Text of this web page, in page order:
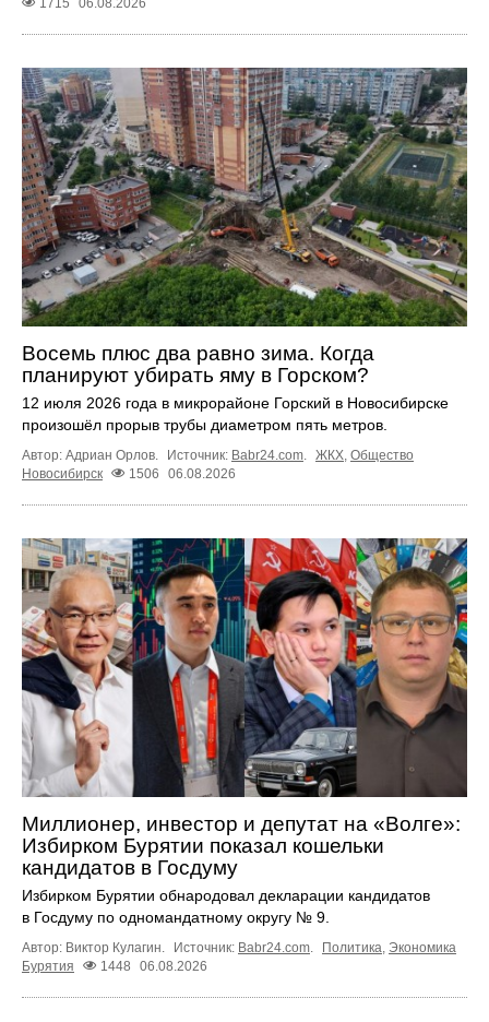
1715 06.08.2026
Восемь плюс два равно зима. Когда
планируют убирать яму в Горском?
12 июля 2026 года в микрорайоне Горский в Новосибирске
произошёл прорыв трубы диаметром пять метров.
Автор: Адриан Орлов. Источник: Babr24.com ЖКХ Общество
Новосибирск
1506 06.08.2026
Миллионер, инвестор и депутат на «Волге»:
Избирком Бурятии показал кошельки
кандидатов в Госдуму
Избирком Бурятии обнародовал декларации кандидатов
в Госдуму по одномандатному округу № 9.
Автор: Виктор Кулагин. Источник: Babr24.com Политика Экономика
Бурятия
1448 06.08.2026